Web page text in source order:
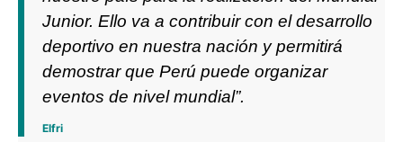
Junior. Ello va a contribuir con el desarrollo
deportivo en nuestra nación y permitirá
demostrar que Perú puede organizar
eventos de nivel mundial”.
Elfri